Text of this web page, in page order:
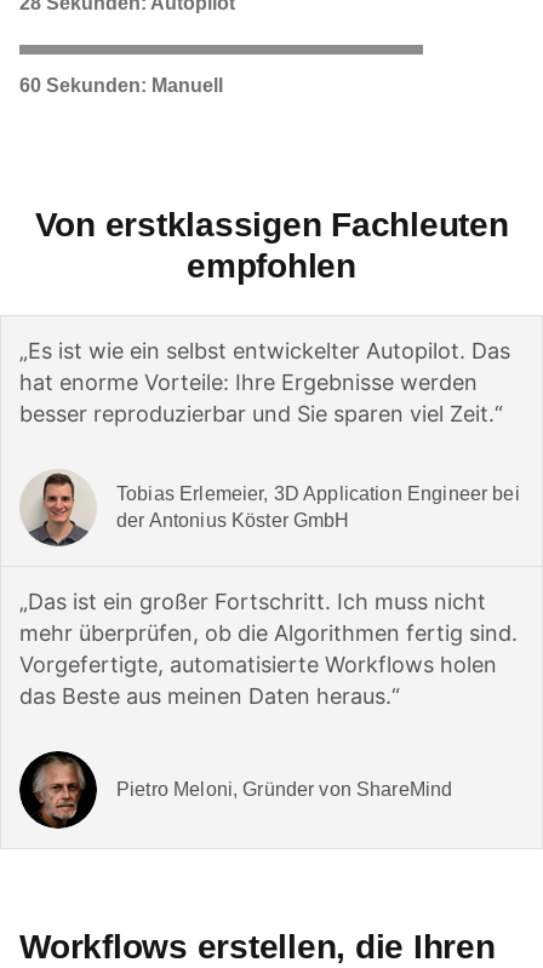
60 Sekunden: Manuell
Von erstklassigen Fachleuten
empfohlen
„Es ist wie ein selbst entwickelter Autopilot. Das
hat enorme Vorteile: Ihre Ergebnisse werden
besser reproduzierbar und Sie sparen viel Zeit.“
Tobias Erlemeier, 3D Application Engineer bei
der Antonius Köster GmbH
„Das ist ein großer Fortschritt. Ich muss nicht
mehr überprüfen, ob die Algorithmen fertig sind.
Vorgefertigte, automatisierte Workflows holen
das Beste aus meinen Daten heraus.“
Pietro Meloni, Gründer von ShareMind
Workflows erstellen, die Ihren